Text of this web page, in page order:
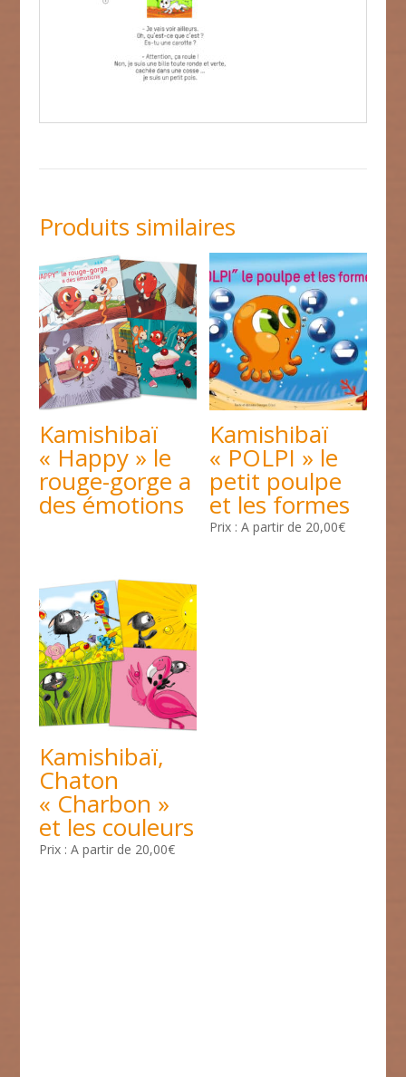
Produits similaires
Kamishibaï
« Happy » le
rouge-gorge a
des émotions
Kamishibaï
« POLPI » le
petit poulpe
et les formes
A partir de 20,00€
Kamishibaï,
Chaton
« Charbon »
et les couleurs
A partir de 20,00€